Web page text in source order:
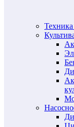
Техника